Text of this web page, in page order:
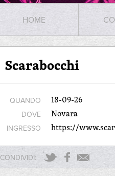
HOME
Scarabocchi
QUANDO 18-09-26
DOVE Novara
INGRESSO https://
CONDIVIDI: